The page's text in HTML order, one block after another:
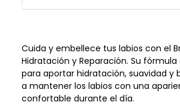
Cuida y embellece tus labios con el
Hidratación y Reparación. Su
para aportar hidratación, suavidad y
a mantener los labios con una
confortable durante el día.